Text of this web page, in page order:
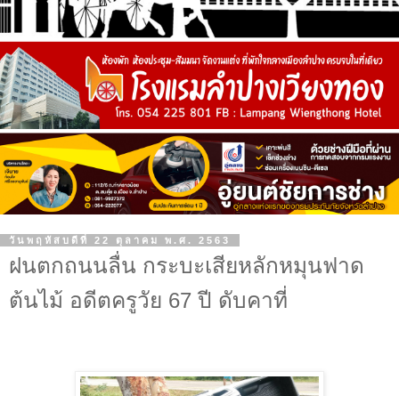
วันพฤหัสบดีที่ 22 ตุลาคม พ.ศ. 2563
ฝนตกถนนลื่น กระบะเสียหลักหมุนฟาด
ต้นไม้ อดีตครูวัย 67 ปี ดับคาที่